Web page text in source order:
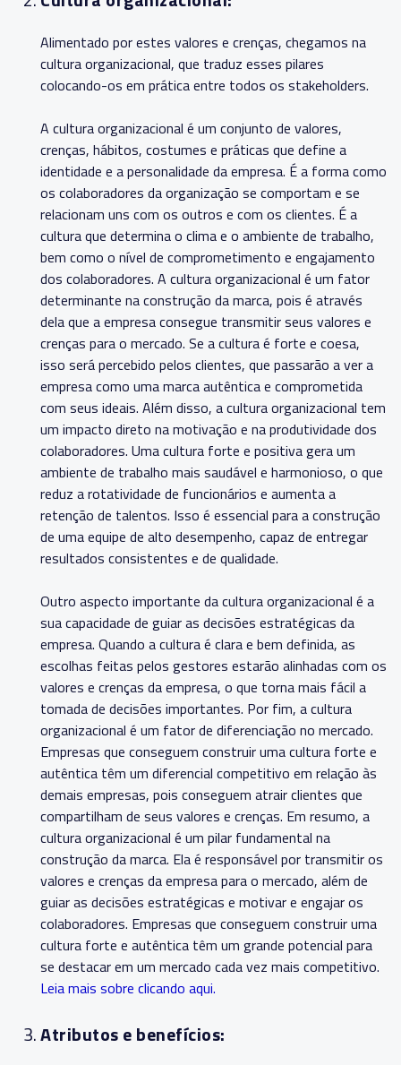
Alimentado por estes valores e crenças, chegamos na
cultura organizacional, que traduz esses pilares
colocando-os em prática entre todos os stakeholders.
A cultura organizacional é um conjunto de valores,
crenças, hábitos, costumes e práticas que define a
identidade e a personalidade da empresa. É a forma como
os colaboradores da organização se comportam e se
relacionam uns com os outros e com os clientes. É a
cultura que determina o clima e o ambiente de trabalho,
bem como o nível de comprometimento e engajamento
dos colaboradores. A cultura organizacional é um fator
determinante na construção da marca, pois é através
dela que a empresa consegue transmitir seus valores e
crenças para o mercado. Se a cultura é forte e coesa,
isso será percebido pelos clientes, que passarão a ver a
empresa como uma marca autêntica e comprometida
com seus ideais. Além disso, a cultura organizacional tem
um impacto direto na motivação e na produtividade dos
colaboradores. Uma cultura forte e positiva gera um
ambiente de trabalho mais saudável e harmonioso, o que
reduz a rotatividade de funcionários e aumenta a
retenção de talentos. Isso é essencial para a construção
de uma equipe de alto desempenho, capaz de entregar
resultados consistentes e de qualidade.
Outro aspecto importante da cultura organizacional é a
sua capacidade de guiar as decisões estratégicas da
empresa. Quando a cultura é clara e bem definida, as
escolhas feitas pelos gestores estarão alinhadas com os
valores e crenças da empresa, o que torna mais fácil a
tomada de decisões importantes. Por fim, a cultura
organizacional é um fator de diferenciação no mercado.
Empresas que conseguem construir uma cultura forte e
autêntica têm um diferencial competitivo em relação às
demais empresas, pois conseguem atrair clientes que
compartilham de seus valores e crenças. Em resumo, a
cultura organizacional é um pilar fundamental na
construção da marca. Ela é responsável por transmitir os
valores e crenças da empresa para o mercado, além de
guiar as decisões estratégicas e motivar e engajar os
colaboradores. Empresas que conseguem construir uma
cultura forte e autêntica têm um grande potencial para
se destacar em um mercado cada vez mais competitivo.
Leia mais sobre clicando aqui.
Atributos e benefícios: